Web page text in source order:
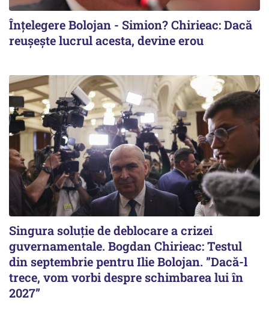
Înțelegere Bolojan - Simion? Chirieac: Dacă
reușește lucrul acesta, devine erou
Singura soluție de deblocare a crizei
guvernamentale. Bogdan Chirieac: Testul
din septembrie pentru Ilie Bolojan. ”Dacă-l
trece, vom vorbi despre schimbarea lui în
2027”